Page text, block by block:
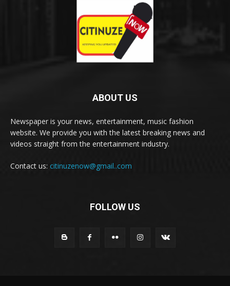
ABOUT US
Newspaper is your news, entertainment, music fashion
website. We provide you with the latest breaking news and
videos straight from the entertainment industry.
Contact us: citinuzenow@gmail..com
FOLLOW US